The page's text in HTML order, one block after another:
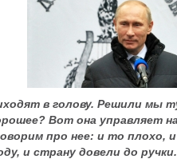
в голову. Решили мы
Вот она управляет
про нее: и то плохо,
и страну довели до